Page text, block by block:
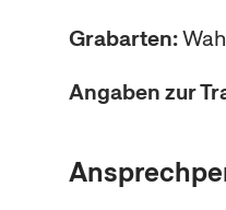
Grabarten:
Angaben zur